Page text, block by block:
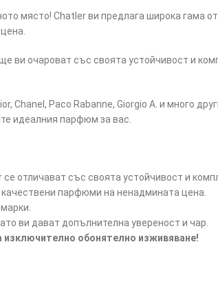
място! Chatler ви предлага широка
ви очароват със своята устойчивост и
Chanel, Paco Rabanne, Giorgio A. и много
идеалния парфюм за вас.
отличават със своята устойчивост и
парфюми на ненадмината цена.
ви дават допълнителна увереност и чар.
обонятелно изживяване!